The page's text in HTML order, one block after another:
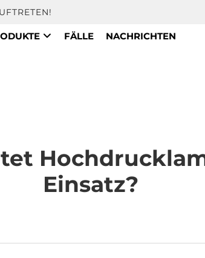
FÄLLE NACHRICHTEN
Einsatz?